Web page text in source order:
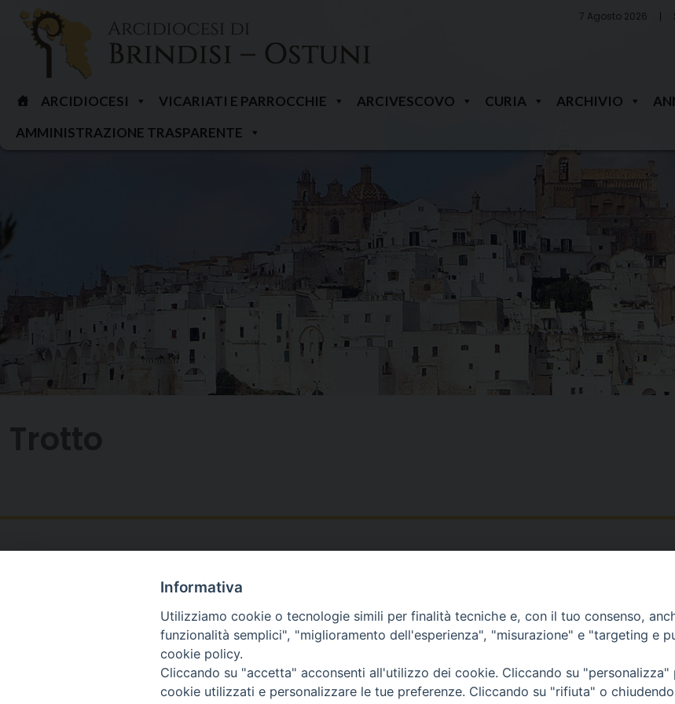
Skip
content
7 Agosto 2026
ARCIDIOCESI VICARIATI E PARROCCHIE ARCIVESCOVO CURIA ARCHIVIO
AMMINISTRAZIONE TRASPARENTE
Tel 0831.521958
Fax 0831.528315
Mar. / Mer.
nei mesi
13
Informativa
Utilizziamo cookie o tecnologie simili per finalità tecniche e, con il tuo consenso,
funzionalità semplici", "miglioramento dell'esperienza", "misurazione" e "targeting e
cookie policy.
Cliccando su "accetta" acconsenti all'utilizzo dei cookie. Cliccando su
cookie utilizzati e personalizzare le tue preferenze. Cliccando su "rifiuta" o